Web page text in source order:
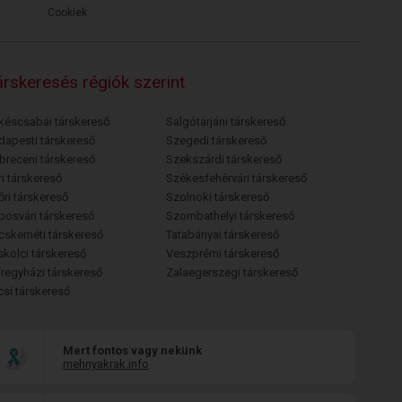
Cookiek
régiók szerint
társkereső
társkereső
társkereső
társkereső
társkereső
társkereső
társkereső
társkereső
társkereső
társkereső
Salgótarjáni társkereső
Szegedi társkereső
Szekszárdi társkereső
Székesfehérvári társkereső
Szolnoki társkereső
Szombathelyi társkereső
Tatabányai társkereső
Veszprémi társkereső
Zalaegerszegi társkereső
Mert fontos vagy nekünk
mehnyakrak.info